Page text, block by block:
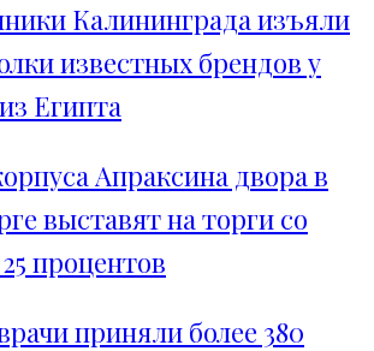
Калининграда изъяли
известных брендов у
Египта
Апраксина двора в
выставят на торги со
процентов
приняли более 380